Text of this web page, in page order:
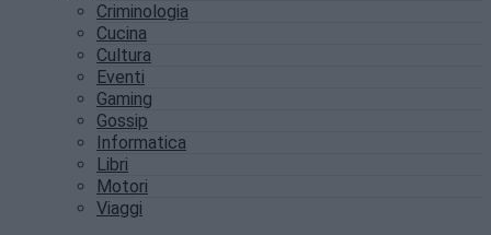
Criminologia
Cucina
Cultura
Eventi
Gaming
Gossip
Informatica
Libri
Motori
Viaggi